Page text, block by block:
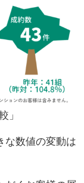
」
な数値の変動は